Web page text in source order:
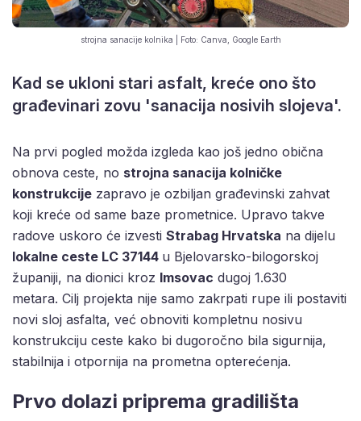
strojna sanacije kolnika | Foto: Canva, Google Earth
Kad se ukloni stari asfalt, kreće ono što
građevinari zovu 'sanacija nosivih slojeva'.
Na prvi pogled možda izgleda kao još jedno obična
obnova ceste, no strojna sanacija kolničke
konstrukcije zapravo je ozbiljan građevinski zahvat
koji kreće od same baze prometnice. Upravo takve
radove uskoro će izvesti Strabag Hrvatska na dijelu
lokalne ceste LC 37144 u Bjelovarsko-bilogorskoj
županiji, na dionici kroz Imsovac dugoj 1.630
metara. Cilj projekta nije samo zakrpati rupe ili postaviti
novi sloj asfalta, već obnoviti kompletnu nosivu
konstrukciju ceste kako bi dugoročno bila sigurnija,
stabilnija i otpornija na prometna opterećenja.
Prvo dolazi priprema gradilišta